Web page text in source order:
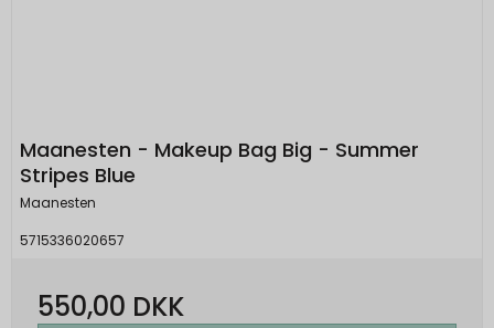
Maanesten - Makeup Bag Big - Summer
Stripes Blue
Maanesten
5715336020657
550,00 DKK